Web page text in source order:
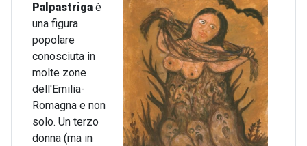
Palpastriga è
una figura
popolare
conosciuta in
molte zone
dell'Emilia-
Romagna e non
solo. Un terzo
donna (ma in